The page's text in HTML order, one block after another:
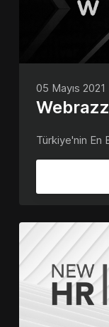
05 Mayıs 2021
Türkiye'nin En